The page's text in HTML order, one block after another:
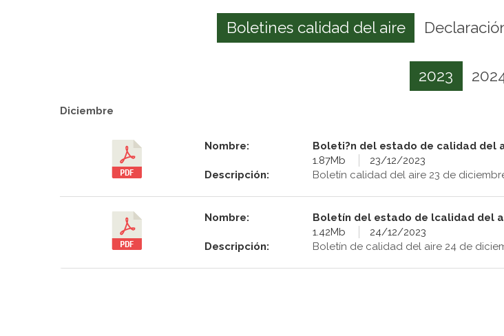
Boletines calidad del aire
2023
Diciembre
Nombre:
Boleti?n del estado de calidad del
1.87Mb
23/12/2023
Descripción:
Boletín calidad del aire 23 de
Nombre:
Boletín del estado de lcalidad del
1.42Mb
24/12/2023
Descripción:
Boletín de calidad del aire 24 de